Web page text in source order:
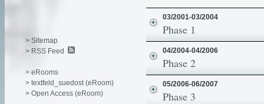
03/2001-03/2004
Phase 1
04/2004-04/2006
Phase 2
05/2006-06/2007
Phase 3
> Sitemap
> RSS Feed
> eRooms
> textfeld_suedost (eRoom)
> Open Access (eRoom)